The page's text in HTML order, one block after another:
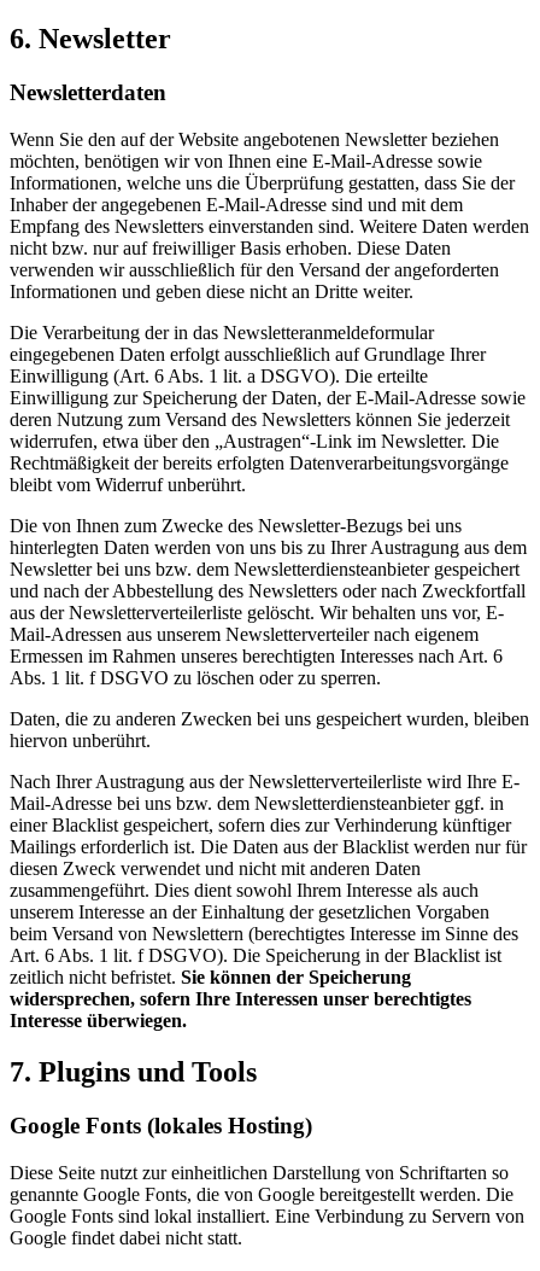
6. Newsletter
Newsletter­daten
Wenn Sie den auf der Website angebotenen Newsletter beziehen
möchten, benötigen wir von Ihnen eine E-Mail-Adresse sowie
Informationen, welche uns die Überprüfung gestatten, dass Sie der
Inhaber der angegebenen E-Mail-Adresse sind und mit dem
Empfang des Newsletters einverstanden sind. Weitere Daten werden
nicht bzw. nur auf freiwilliger Basis erhoben. Diese Daten
verwenden wir ausschließlich für den Versand der angeforderten
Informationen und geben diese nicht an Dritte weiter.
Die Verarbeitung der in das Newsletteranmeldeformular
eingegebenen Daten erfolgt ausschließlich auf Grundlage Ihrer
Einwilligung (Art. 6 Abs. 1 lit. a DSGVO). Die erteilte
Einwilligung zur Speicherung der Daten, der E-Mail-Adresse sowie
deren Nutzung zum Versand des Newsletters können Sie jederzeit
widerrufen, etwa über den „Austragen“-Link im Newsletter. Die
Rechtmäßigkeit der bereits erfolgten Datenverarbeitungsvorgänge
bleibt vom Widerruf unberührt.
Die von Ihnen zum Zwecke des Newsletter-Bezugs bei uns
hinterlegten Daten werden von uns bis zu Ihrer Austragung aus dem
Newsletter bei uns bzw. dem Newsletterdiensteanbieter gespeichert
und nach der Abbestellung des Newsletters oder nach Zweckfortfall
aus der Newsletterverteilerliste gelöscht. Wir behalten uns vor, E-
Mail-Adressen aus unserem Newsletterverteiler nach eigenem
Ermessen im Rahmen unseres berechtigten Interesses nach Art. 6
Abs. 1 lit. f DSGVO zu löschen oder zu sperren.
Daten, die zu anderen Zwecken bei uns gespeichert wurden, bleiben
hiervon unberührt.
Nach Ihrer Austragung aus der Newsletterverteilerliste wird Ihre E-
Mail-Adresse bei uns bzw. dem Newsletterdiensteanbieter ggf. in
einer Blacklist gespeichert, sofern dies zur Verhinderung künftiger
Mailings erforderlich ist. Die Daten aus der Blacklist werden nur für
diesen Zweck verwendet und nicht mit anderen Daten
zusammengeführt. Dies dient sowohl Ihrem Interesse als auch
unserem Interesse an der Einhaltung der gesetzlichen Vorgaben
beim Versand von Newslettern (berechtigtes Interesse im Sinne des
Art. 6 Abs. 1 lit. f DSGVO). Die Speicherung in der Blacklist ist
zeitlich nicht befristet. Sie können der Speicherung
widersprechen, sofern Ihre Interessen unser berechtigtes
Interesse überwiegen.
7. Plugins und Tools
Google Fonts (lokales Hosting)
Diese Seite nutzt zur einheitlichen Darstellung von Schriftarten so
genannte Google Fonts, die von Google bereitgestellt werden. Die
Google Fonts sind lokal installiert. Eine Verbindung zu Servern von
Google findet dabei nicht statt.